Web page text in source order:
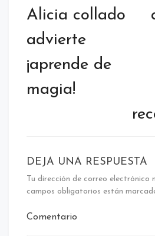
Alicia collado
advierte
¡aprende de
magia!
DEJA UNA RESPUESTA
Tu dirección de correo electrónico
campos obligatorios están
Comentario